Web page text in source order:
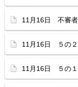
11月16日 不審者
11月16日 ５の
11月16日 ５の